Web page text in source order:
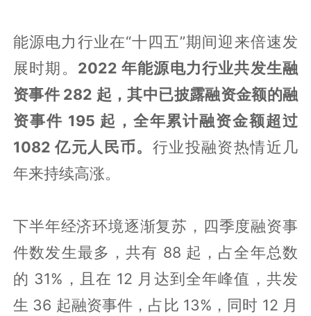
能源电力行业在“十四五”期间迎来倍速发
展时期。 2022 年能源电力行业共发生融
资事件 282 起，其中已披露融资金额的融
资事件 195 起，全年累计融资金额超过
1082 亿元人民币。 行业投融资热情近几
年来持续高涨。
下半年经济环境逐渐复苏，四季度融资事
件数发生最多，共有 88 起，占全年总数
的 31%，且在 12 月达到全年峰值，共发
生 36 起融资事件，占比 13%，同时 12 月